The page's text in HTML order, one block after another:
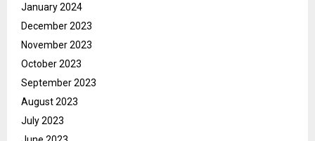
January 2024
December 2023
November 2023
October 2023
September 2023
August 2023
July 2023